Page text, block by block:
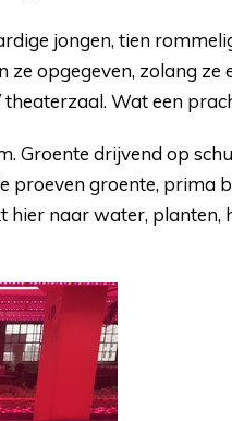
jongen, tien
opgegeven, zolang
Wat een
Groente drijvend op
proeven groente, prima
naar water,